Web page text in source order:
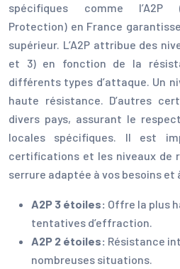
spécifiques comme l’A2P
Protection) en France
supérieur. L’A2P attribue des
et 3) en fonction de la
différents types d’attaque. Un
haute résistance. D’autres
divers pays, assurant le
locales spécifiques. Il est
certifications et les niveaux de
serrure adaptée à vos besoins et
A2P 3 étoiles: Offre la plus
tentatives d’effraction.
A2P 2 étoiles: Résistance
nombreuses situations.